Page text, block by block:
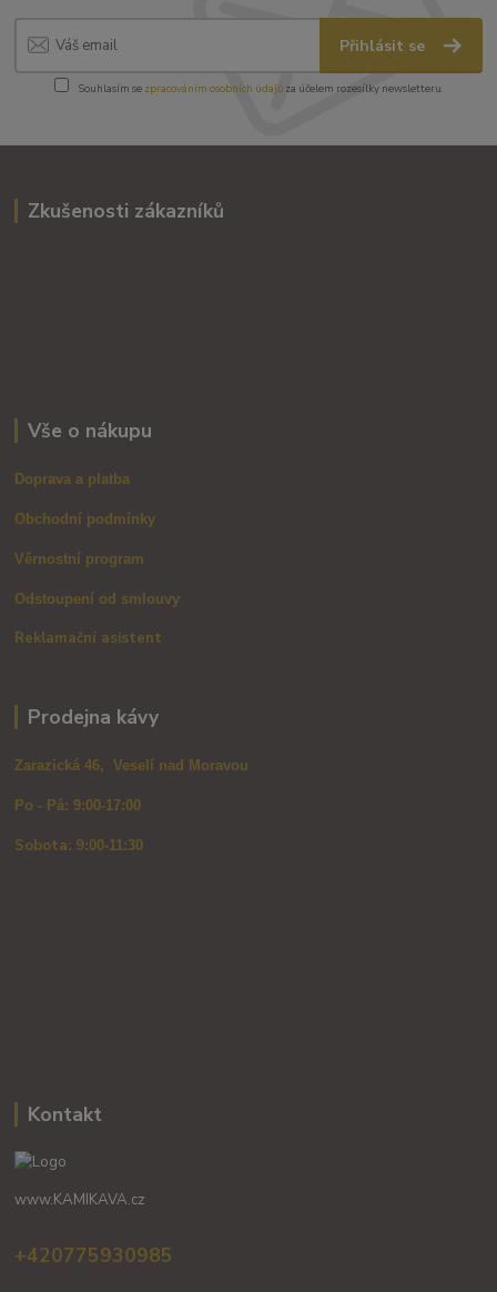
Přihlásit se
Souhlasím se zpracováním osobních údajůza účelem rozesílky newsletteru.
Zkušenosti zákazníků
Vše o nákupu
Doprava a platba
Obchodní podmínky
Věrnostní program
Odstoupení od smlouvy
Reklamační asistent
Prodejna kávy
Zarazická 46, Veselí nad Moravou
Po - Pá: 9:00-17:00
Sobota: 9:00-11:30
Kontakt
www.KAMIKAVA.cz
+420775930985